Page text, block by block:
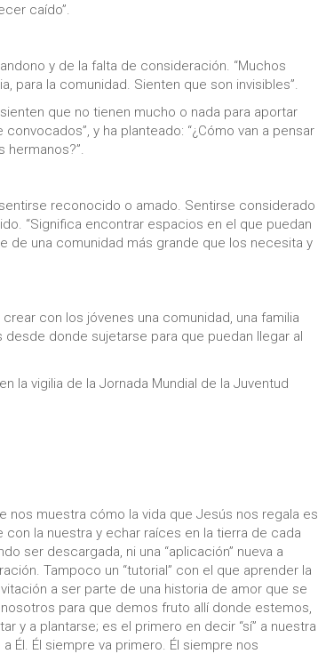
caído”.
y de la falta de consideración. “Muchos
para la comunidad. Sienten que son invisibles”.
que no tienen mucho o nada para aportar
y ha planteado: “¿Cómo van a pensar
reconocido o amado. Sentirse considerado
“Significa encontrar espacios en el que puedan
de una comunidad más grande que los necesita y
con los jóvenes una comunidad, una familia
donde sujetarse para que puedan llegar al
la vigilia de la Jornada Mundial de la Juventud
muestra cómo la vida que Jesús nos regala es
la nuestra y echar raíces en la tierra de cada
ser descargada, ni una “aplicación” nueva a
Tampoco un “tutorial” con el que aprender la
a ser parte de una historia de amor que se
para que demos fruto allí donde estemos,
y a plantarse; es el primero en decir “sí” a nuestra
Él. Él siempre va primero. Él siempre nos